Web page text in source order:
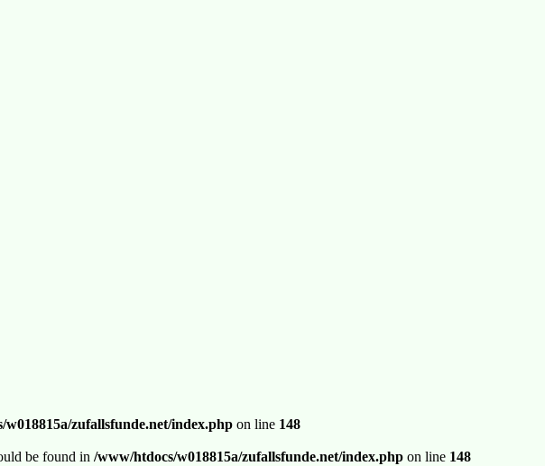
w018815a/zufallsfunde.net/index.php on line 148
be found in /www/htdocs/w018815a/zufallsfunde.net/index.php on line 148